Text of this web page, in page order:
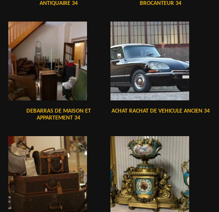
ANTIQUAIRE 34 BROCANTEUR 34
DEBARRAS DE MAISON ET
APPARTEMENT 34
ACHAT RACHAT DE VEHICULE ANCIEN 34